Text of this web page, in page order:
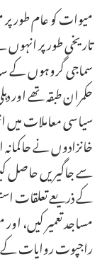
میوات کو عام طور پر
تاریخی طور پر
سماجی گروہوں کے
حکمران طبقہ تھے
سیاسی معاملات میں
خانزادوں نے
سے جاگیریں حاصل
کے ذریعے تعلقات
مساجد تعمیر کیں،
راجپوت روایات کے